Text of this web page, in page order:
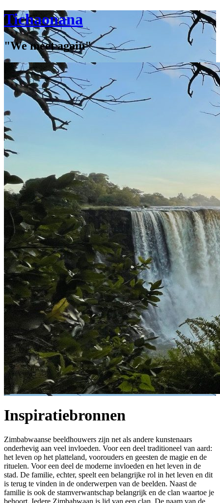
Tichaonana
"We meet again"
Inspiratiebronnen
Zimbabwaanse beeldhouwers zijn net als andere kunstenaars
onderhevig aan veel invloeden. Voor een deel traditioneel van aard:
het leven op het platteland, voorouders en geesten de magie en de
rituelen. Voor een deel de moderne invloeden en het leven in de
stad. De familie, echter, speelt een belangrijke rol in het leven en dit
is terug te vinden in de onderwerpen van de beelden. Naast de
familie is ook de stamverwantschap belangrijk en de clan waartoe je
behoort. Iedere Zimbabwaan is lid van een clan. De naam van de